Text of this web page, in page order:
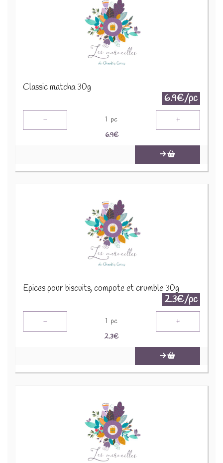
Classic matcha 30g
6.9€/pc
- 1 pc +
6.9€
Epices pour biscuits, compote et crumble 30g
2.3€/pc
- 1 pc +
2.3€